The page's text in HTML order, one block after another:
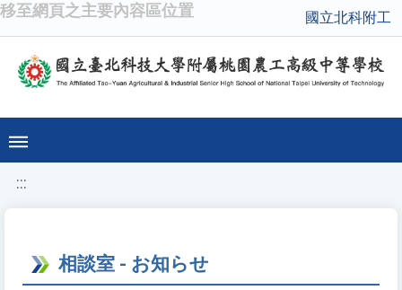
移至網頁之主要內容區位置 國立北科附工
:::
相談室 - お知らせ